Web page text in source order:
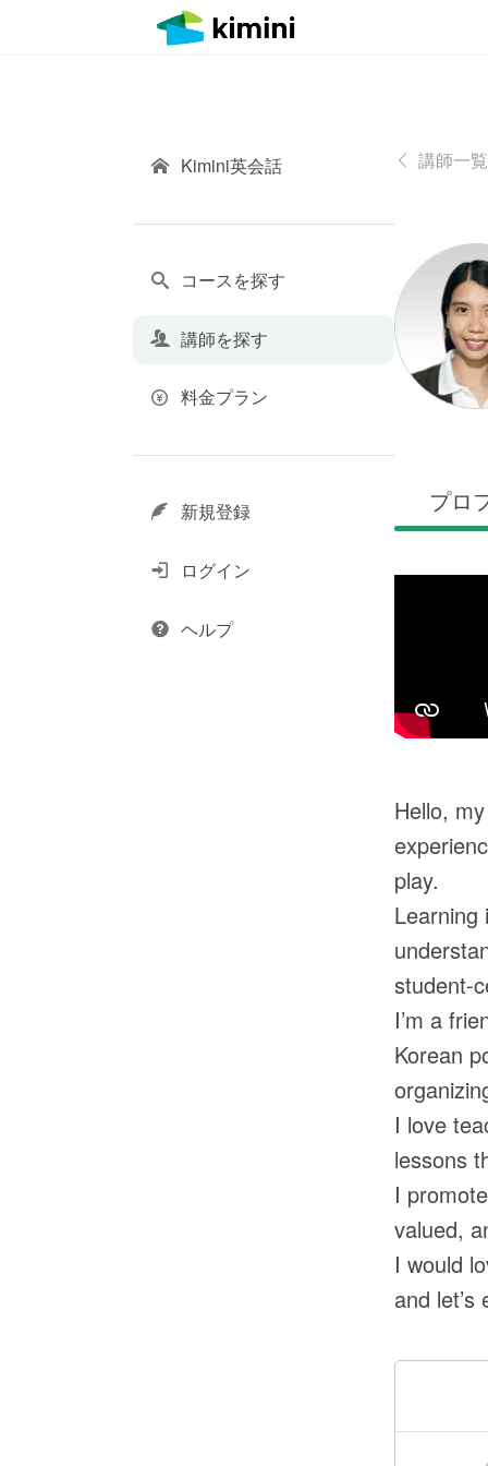
講師一
プロ
Hello,
play.
Learning
student-
I’m a
Korean
I love
lessons
I
valued,
I would
and
Kimini英会話
コースを探す
講師を探す
料金プラン
新規登録
ログイン
ヘルプ